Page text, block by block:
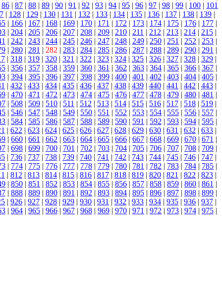
86 | 87 | 88 | 89 | 90 | 91 | 92 | 93 | 94 | 95 | 96 | 97 | 98 | 99 | 100 | 101
| 128 | 129 | 130 | 131 | 132 | 133 | 134 | 135 | 136 | 137 | 138 | 139 |
| 166 | 167 | 168 | 169 | 170 | 171 | 172 | 173 | 174 | 175 | 176 | 177 |
| 204 | 205 | 206 | 207 | 208 | 209 | 210 | 211 | 212 | 213 | 214 | 215 |
| 242 | 243 | 244 | 245 | 246 | 247 | 248 | 249 | 250 | 251 | 252 | 253 |
| 280 | 281 | 282 | 283 | 284 | 285 | 286 | 287 | 288 | 289 | 290 | 291 |
| 318 | 319 | 320 | 321 | 322 | 323 | 324 | 325 | 326 | 327 | 328 | 329 |
| 356 | 357 | 358 | 359 | 360 | 361 | 362 | 363 | 364 | 365 | 366 | 367 |
| 394 | 395 | 396 | 397 | 398 | 399 | 400 | 401 | 402 | 403 | 404 | 405 |
| 432 | 433 | 434 | 435 | 436 | 437 | 438 | 439 | 440 | 441 | 442 | 443 |
| 470 | 471 | 472 | 473 | 474 | 475 | 476 | 477 | 478 | 479 | 480 | 481 |
| 508 | 509 | 510 | 511 | 512 | 513 | 514 | 515 | 516 | 517 | 518 | 519 |
| 546 | 547 | 548 | 549 | 550 | 551 | 552 | 553 | 554 | 555 | 556 | 557 |
| 584 | 585 | 586 | 587 | 588 | 589 | 590 | 591 | 592 | 593 | 594 | 595 |
| 622 | 623 | 624 | 625 | 626 | 627 | 628 | 629 | 630 | 631 | 632 | 633 |
| 660 | 661 | 662 | 663 | 664 | 665 | 666 | 667 | 668 | 669 | 670 | 671 |
| 698 | 699 | 700 | 701 | 702 | 703 | 704 | 705 | 706 | 707 | 708 | 709 |
| 736 | 737 | 738 | 739 | 740 | 741 | 742 | 743 | 744 | 745 | 746 | 747 |
| 774 | 775 | 776 | 777 | 778 | 779 | 780 | 781 | 782 | 783 | 784 | 785 |
| 812 | 813 | 814 | 815 | 816 | 817 | 818 | 819 | 820 | 821 | 822 | 823 |
| 850 | 851 | 852 | 853 | 854 | 855 | 856 | 857 | 858 | 859 | 860 | 861 |
| 888 | 889 | 890 | 891 | 892 | 893 | 894 | 895 | 896 | 897 | 898 | 899 |
| 926 | 927 | 928 | 929 | 930 | 931 | 932 | 933 | 934 | 935 | 936 | 937 |
| 964 | 965 | 966 | 967 | 968 | 969 | 970 | 971 | 972 | 973 | 974 | 975 |